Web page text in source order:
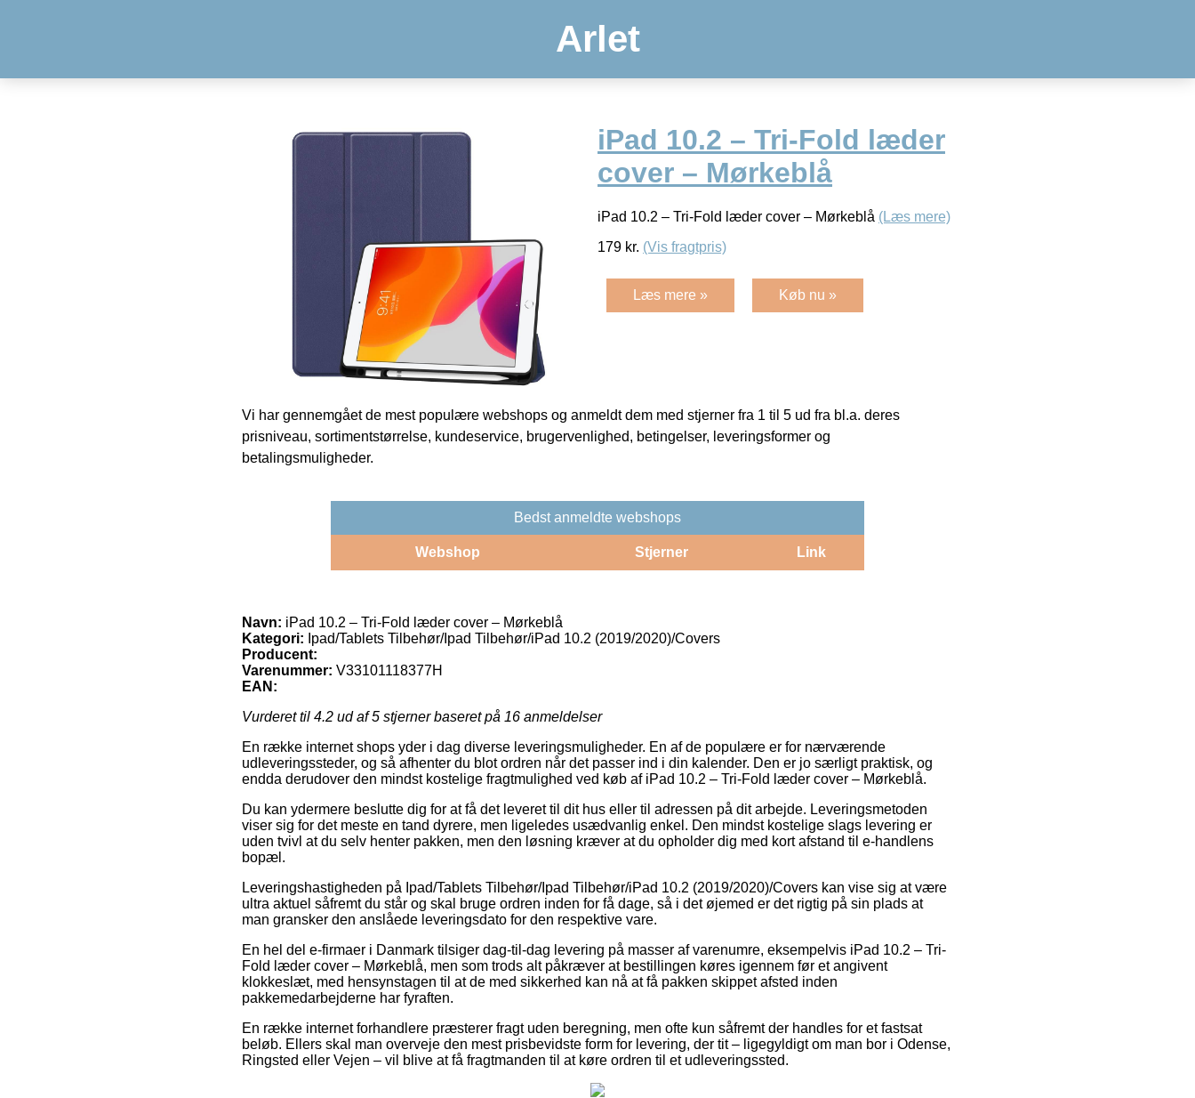
Arlet
iPad 10.2 – Tri-Fold læder
cover – Mørkeblå
iPad 10.2 – Tri-Fold læder cover – Mørkeblå (Læs mere)
179 kr. (Vis fragtpris)
Læs mere » Køb nu »
Vi har gennemgået de mest populære webshops og anmeldt dem med stjerner fra 1 til 5 ud fra bl.a. deres
prisniveau, sortimentstørrelse, kundeservice, brugervenlighed, betingelser, leveringsformer og
betalingsmuligheder.
Bedst anmeldte webshops
Webshop Stjerner Link
Navn: iPad 10.2 – Tri-Fold læder cover – Mørkeblå
Kategori: Ipad/Tablets Tilbehør/Ipad Tilbehør/iPad 10.2 (2019/2020)/Covers
Producent:
Varenummer: V33101118377H
EAN:
Vurderet til 4.2 ud af 5 stjerner baseret på 16 anmeldelser
En række internet shops yder i dag diverse leveringsmuligheder. En af de populære er for nærværende
udleveringssteder, og så afhenter du blot ordren når det passer ind i din kalender. Den er jo særligt praktisk, og
endda derudover den mindst kostelige fragtmulighed ved køb af iPad 10.2 – Tri-Fold læder cover – Mørkeblå.
Du kan ydermere beslutte dig for at få det leveret til dit hus eller til adressen på dit arbejde. Leveringsmetoden
viser sig for det meste en tand dyrere, men ligeledes usædvanlig enkel. Den mindst kostelige slags levering er
uden tvivl at du selv henter pakken, men den løsning kræver at du opholder dig med kort afstand til e-handlens
bopæl.
Leveringshastigheden på Ipad/Tablets Tilbehør/Ipad Tilbehør/iPad 10.2 (2019/2020)/Covers kan vise sig at være
ultra aktuel såfremt du står og skal bruge ordren inden for få dage, så i det øjemed er det rigtig på sin plads at
man gransker den anslåede leveringsdato for den respektive vare.
En hel del e-firmaer i Danmark tilsiger dag-til-dag levering på masser af varenumre, eksempelvis iPad 10.2 – Tri-
Fold læder cover – Mørkeblå, men som trods alt påkræver at bestillingen køres igennem før et angivent
klokkeslæt, med hensynstagen til at de med sikkerhed kan nå at få pakken skippet afsted inden
pakkemedarbejderne har fyraften.
En række internet forhandlere præsterer fragt uden beregning, men ofte kun såfremt der handles for et fastsat
beløb. Ellers skal man overveje den mest prisbevidste form for levering, der tit – ligegyldigt om man bor i Odense,
Ringsted eller Vejen – vil blive at få fragtmanden til at køre ordren til et udleveringssted.